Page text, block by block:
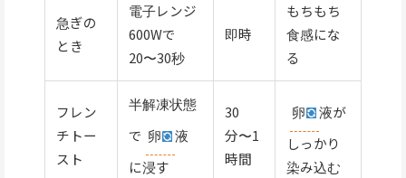
急ぎの
とき
電子レンジ
600Wで
20〜30秒
即時
もちもち
食感にな
る
フレン
チトー
スト
半解凍状態
で 卵
液
に浸す
30
分〜1
時間
卵
液が
しっかり
染み込む